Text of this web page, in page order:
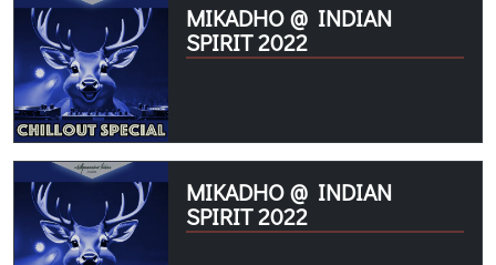
MIKADHO @ INDIAN
SPIRIT 2022
MIKADHO @ INDIAN
SPIRIT 2022